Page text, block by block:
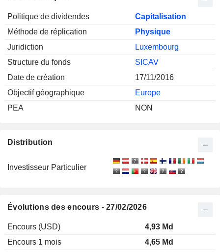
Politique de dividendes
Capitalisation
Méthode de réplication
Physique
Juridiction
Luxembourg
Structure du fonds
SICAV
Date de création
17/11/2016
Objectif géographique
Europe
PEA
NON
Distribution
Investisseur Particulier
Évolutions des encours - 27/02/2026
Encours (USD)
4,93 Md
Encours 1 mois
4,65 Md